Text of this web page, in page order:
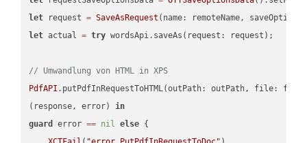
let request = SaveAsRequest (name: remoteName,
let actual = try wordsApi.saveAs(request: request);
// Umwandlung von HTML in XPS
PdfAPI .putPdfInRequestToHTML(outPath: outPath, file: file.
(response, error) in
guard
error == nil else {